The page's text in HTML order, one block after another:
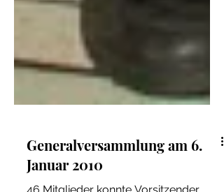
Generalversammlung am 6.